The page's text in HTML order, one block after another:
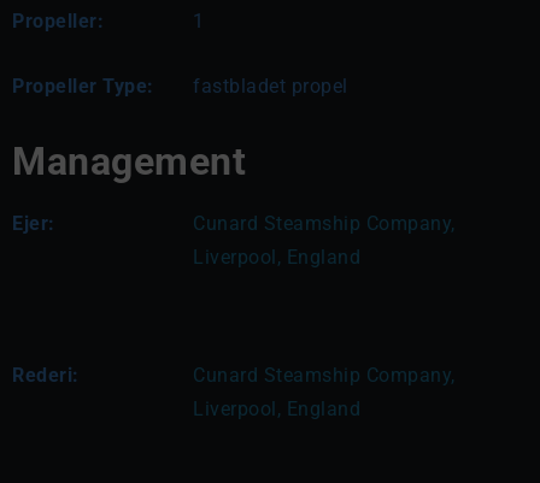
Propeller: 1
Propeller Type: fastbladet propel
Management
Ejer:
Cunard Steamship Company,
Liverpool, England
Rederi:
Cunard Steamship Company,
Liverpool, England